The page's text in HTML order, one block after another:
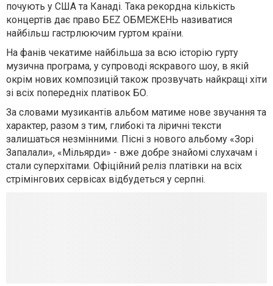
почують у США та Канадi. Така рекордна кiлькiсть
концертiв дає право БЕZ ОБМЕЖЕНЬ називатися
найбільш гастрлюючим гуртом країни.
На фанів чекатиме найбільша за всю історію гурту
музична програма, у супроводі яскравого шоу, в якій
окрім нових композицій також прозвучать найкращі хіти
зі всіх попередніх платівок БО.
За словами музикантiв альбом матиме нове звучання та
характер, разом з тим, глибокі та ліричні тексти
залишаться незмінними. Пicнi з нового альбому «Зорi
Запалали», «Мiльярди» - вже добре знайомі слухачам і
стали суперхітами. Офiцiйний релiз платiвки на всiх
стрімінгових сервісах вiдбудеться у серпнi.